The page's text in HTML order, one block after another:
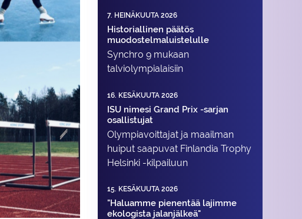
7. HEINÄKUUTA 2026
Historiallinen päätös
muodostelmaluistelulle
Synchro 9 mukaan
talviolympialaisiin
16. KESÄKUUTA 2026
ISU nimesi Grand Prix -sarjan
osallistujat
Olympiavoittajat ja maailman
huiput saapuvat Finlandia Trophy
Helsinki -kilpailuun
15. KESÄKUUTA 2026
"Haluamme pienentää lajimme
ekologista jalanjälkeä"